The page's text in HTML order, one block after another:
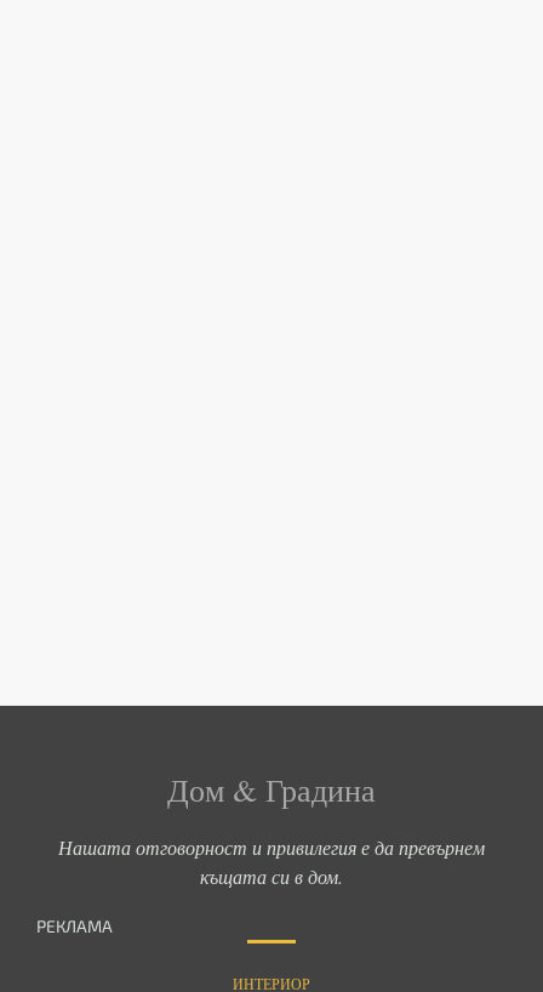
Дом & Градина
Нашата отговорност и привилегия е да превърнем
къщата си в дом.
РЕКЛАМА
ИНТЕРИОР